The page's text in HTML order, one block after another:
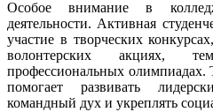
Особое внимание в
деятельности. Активная
участие в творческих
волонтерских акциях,
профессиональных олимпиадах.
помогает развивать
командный дух и укреплять